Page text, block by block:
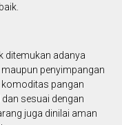
ditemukan adanya
penyimpangan
pangan
sesuai dengan
juga dinilai aman